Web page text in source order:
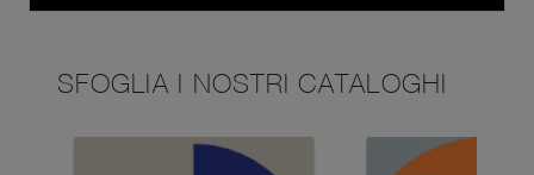
SFOGLIA I NOSTRI CATALOGHI